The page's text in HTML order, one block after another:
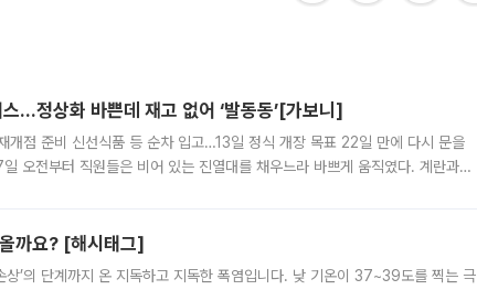
…정상화 바쁜데 재고 없어 ‘발동동’[가보니]
개점 준비 신선식품 등 순차 입고…13일 정식 개장 목표 22일 만에 다시 문을
오전부터 직원들은 비어 있는 진열대를 채우느라 바쁘게 움직였다. 계란과
까요? [해시태그]
상’의 단계까지 온 지독하고 지독한 폭염입니다. 낮 기온이 37~39도를 찍는 극